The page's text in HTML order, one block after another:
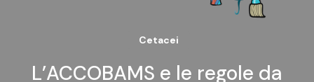
L’ACCOBAMS e le regole da
Cetacei